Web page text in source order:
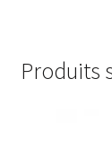
Produits